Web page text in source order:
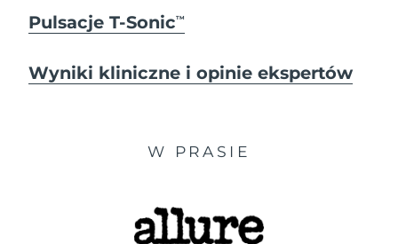
Pulsacje T-SonicTM
Wyniki kliniczne i opinie ekspertów
W PRASIE